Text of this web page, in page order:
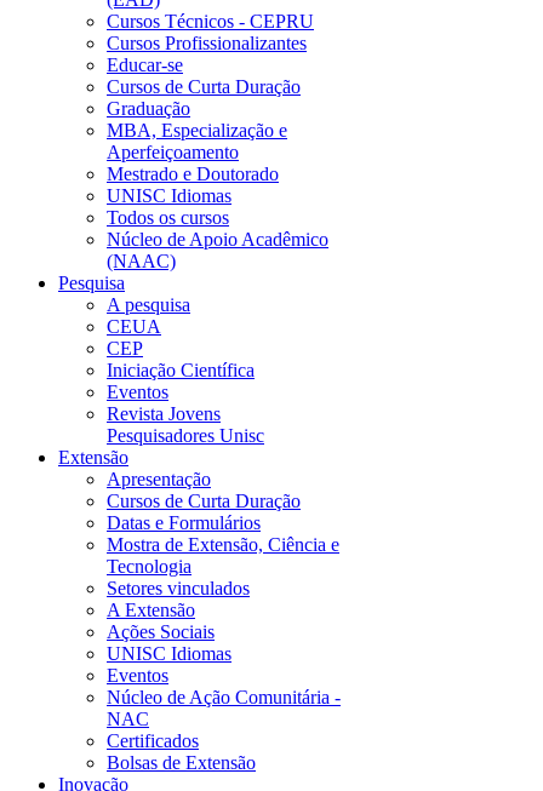
Cursos Técnicos - CEPRU
Cursos Profissionalizantes
Educar-se
Cursos de Curta Duração
Graduação
MBA, Especialização e
Aperfeiçoamento
Mestrado e Doutorado
UNISC Idiomas
Todos os cursos
Núcleo de Apoio Acadêmico
(NAAC)
Pesquisa
A pesquisa
CEUA
CEP
Iniciação Científica
Eventos
Revista Jovens
Pesquisadores Unisc
Extensão
Apresentação
Cursos de Curta Duração
Datas e Formulários
Mostra de Extensão, Ciência e
Tecnologia
Setores vinculados
A Extensão
Ações Sociais
UNISC Idiomas
Eventos
Núcleo de Ação Comunitária -
NAC
Certificados
Bolsas de Extensão
Inovação